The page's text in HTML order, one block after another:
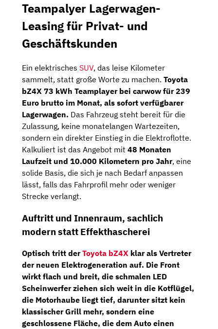
Teampalyer Lagerwagen-
Leasing für Privat- und
Geschäftskunden
Ein elektrisches SUV, das leise Kilometer
sammelt, statt große Worte zu machen. Toyota
bZ4X 73 kWh Teamplayer bei carwow für 239
Euro brutto im Monat, als sofort verfügbarer
Lagerwagen. Das Fahrzeug steht bereit für die
Zulassung, keine monatelangen Wartezeiten,
sondern ein direkter Einstieg in die Elektroflotte.
Kalkuliert ist das Angebot mit 48 Monaten
Laufzeit und 10.000 Kilometern pro Jahr, eine
solide Basis, die sich je nach Bedarf anpassen
lässt, falls das Fahrprofil mehr oder weniger
Strecke verlangt.
Auftritt und Innenraum, sachlich
modern statt Effekthascherei
Optisch tritt derToyota bZ4X klar als Vertreter
der neuen Elektrogeneration auf. Die Front
wirkt flach und breit, die schmalen LED
Scheinwerfer ziehen sich weit in die Kotflügel,
die Motorhaube liegt tief, darunter sitzt kein
klassischer Grill mehr, sondern eine
geschlossene Fläche, die dem Auto einen